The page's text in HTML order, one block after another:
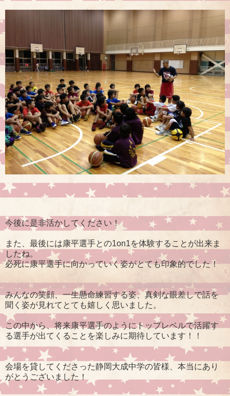
今後に是非活かしてください！
また、最後には康平選手との1on1を体験することが出来ま
したね。
必死に康平選手に向かっていく姿がとても印象的でした！
みんなの笑顔、一生懸命練習する姿、真剣な眼差しで話を
聞く姿が見れてとても嬉しく思いました。
この中から、将来康平選手のようにトップレベルで活躍す
る選手が出てくることを楽しみに期待しています！！
会場を貸してくださった静岡大成中学の皆様、本当にあり
がとうございました！